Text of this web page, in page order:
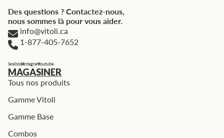
Des questions ? Contactez-nous,
nous sommes là pour vous aider.
info@vitoli.ca
1-877-405-7652
FacebookInstagramYoutube
MAGASINER
Tous nos produits
Gamme Vitoli
Gamme Base
Combos